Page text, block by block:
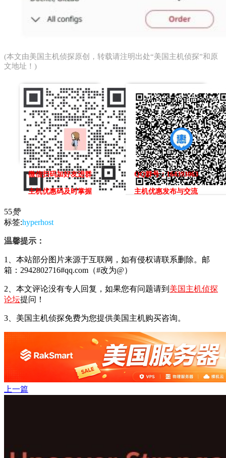
(本文由美国主机侦探原创，转载请注明出处“美国主机侦探”和原
文地址！)
微信扫码加好友进群
主机优惠码及时掌握
QQ群号：164393063
主机优惠发布与交流
55赞
标签:hyperhost
温馨提示：
1、本站部分图片来源于互联网，如有侵权请联系删除。邮
箱：2942802716#qq.com（#改为@）
2、本文评论没有专人回复，如果您有问题请到 美国主机侦探
论坛提问！
3、美国主机侦探免费为您提供美国主机购买咨询。
上一篇